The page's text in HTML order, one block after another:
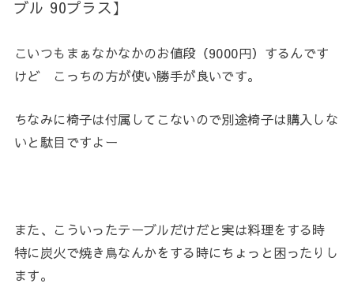
ブル 90プラス】
こいつもまぁなかなかのお値段（9000円）するんです
けど こっちの方が使い勝手が良いです。
ちなみに椅子は付属してこないので別途椅子は購入しな
いと駄目ですよー
また、こういったテーブルだけだと実は料理をする時
特に炭火で焼き鳥なんかをする時にちょっと困ったりし
ます。